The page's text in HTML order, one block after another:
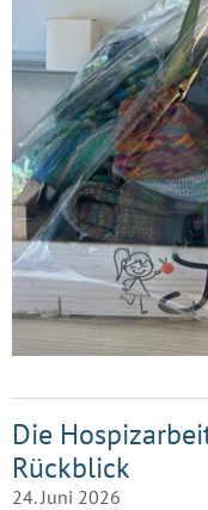
Die
Rückblick
24. Juni 2026